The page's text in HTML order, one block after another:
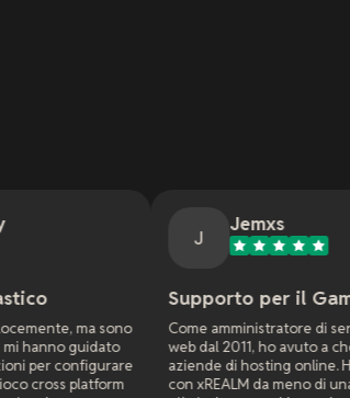
Supporto per il Gaming Online
Come amministratore di server di gioco e siti
web dal 2011, ho avuto a che fare con molte
aziende di hosting online. Ho un server di gioco
con xREALM da meno di una settimana e hanno